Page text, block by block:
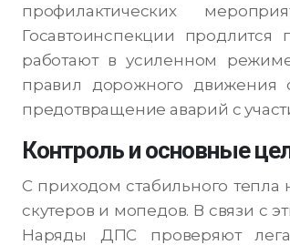
профилактических
Госавтоинспекции
работают в усиленном
правил дорожного движения
предотвращение аварий с
Контроль и основные
С приходом стабильного
скутеров и мопедов. В связи с
Наряды ДПС проверяют